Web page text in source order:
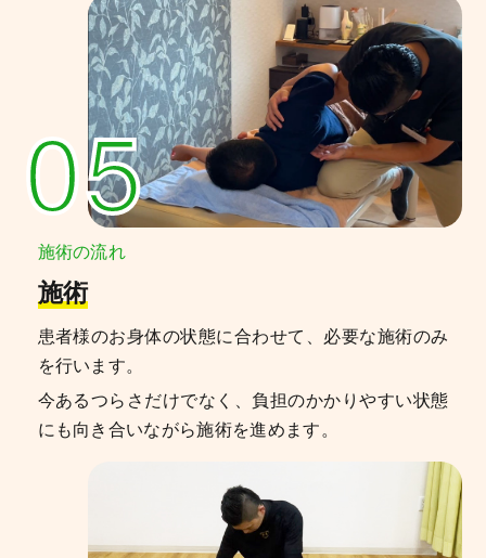
05
施術の流れ
施術
患者様のお身体の状態に合わせて、必要な施術のみ
を行います。
今あるつらさだけでなく、負担のかかりやすい状態
にも向き合いながら施術を進めます。